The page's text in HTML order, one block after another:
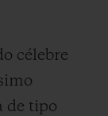
célebre
de tipo